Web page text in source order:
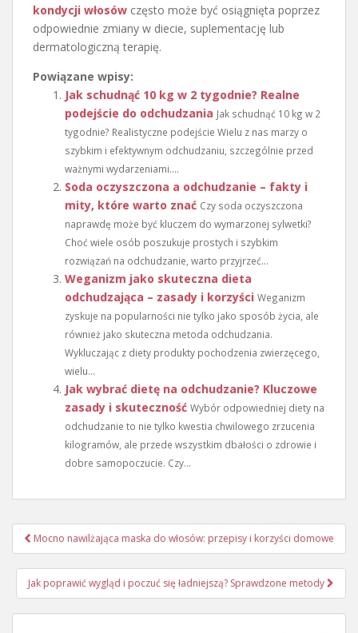
kondycji włosów często może być osiągnięta poprzez
odpowiednie zmiany w diecie, suplementację lub
dermatologiczną terapię.
Powiązane wpisy:
Jak schudnąć 10 kg w 2 tygodnie? Realne
podejście do odchudzania Jak schudnąć 10 kg w 2
tygodnie? Realistyczne podejście Wielu z nas marzy o
szybkim i efektywnym odchudzaniu, szczególnie przed
ważnymi wydarzeniami....
Soda oczyszczona a odchudzanie – fakty i
mity, które warto znać Czy soda oczyszczona
naprawdę może być kluczem do wymarzonej sylwetki?
Choć wiele osób poszukuje prostych i szybkim
rozwiązań na odchudzanie, warto przyjrzeć...
Weganizm jako skuteczna dieta
odchudzająca – zasady i korzyści Weganizm
zyskuje na popularności nie tylko jako sposób życia, ale
również jako skuteczna metoda odchudzania.
Wykluczając z diety produkty pochodzenia zwierzęcego,
wielu...
Jak wybrać dietę na odchudzanie? Kluczowe
zasady i skuteczność Wybór odpowiedniej diety na
odchudzanie to nie tylko kwestia chwilowego zrzucenia
kilogramów, ale przede wszystkim dbałości o zdrowie i
dobre samopoczucie. Czy...
Nawigacja
wpisu
Mocno nawilżająca maska do włosów: przepisy i korzyści domowe
Jak poprawić wygląd i poczuć się ładniejszą? Sprawdzone metody